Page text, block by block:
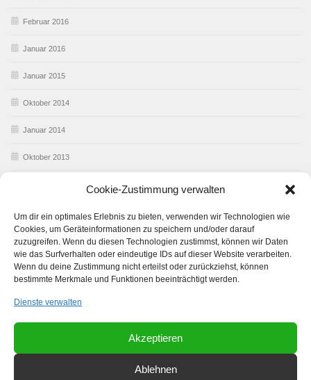
Cookie-Zustimmung verwalten
Um dir ein optimales Erlebnis zu bieten, verwenden wir Technologien wie
Cookies, um Geräteinformationen zu speichern und/oder darauf
zuzugreifen. Wenn du diesen Technologien zustimmst, können wir Daten
wie das Surfverhalten oder eindeutige IDs auf dieser Website verarbeiten.
Wenn du deine Zustimmung nicht erteilst oder zurückziehst, können
bestimmte Merkmale und Funktionen beeinträchtigt werden.
Dienste verwalten
Akzeptieren
Ablehnen
Februar 2016
Januar 2016
Januar 2015
Oktober 2014
Januar 2014
Oktober 2013
Dezember 2012